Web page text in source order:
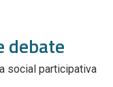
debate
social participativa